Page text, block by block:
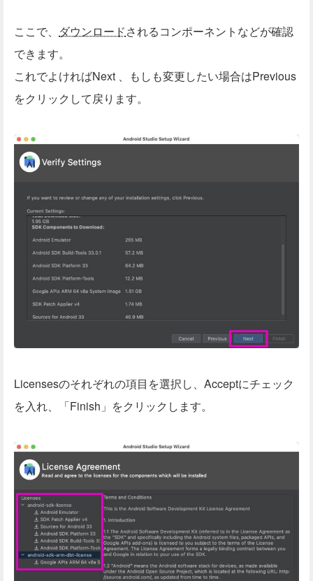
ここで、 ダウンロードされるコンポーネントなどが確認
できます。
これでよければNext 、もしも変更したい場合はPrevious
をクリックして戻ります。
Licensesのそれぞれの項目を選択し、Acceptにチェック
を入れ、「Finish」をクリックします。